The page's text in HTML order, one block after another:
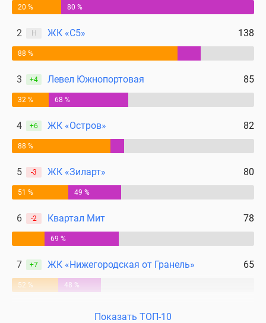
20 % 80 %
2 Н ЖК «С5» 138
88 %
3 +4 Левел Южнопортовая 85
32 % 68 %
4 +6 ЖК «Остров» 82
88 %
5 -3 ЖК «Зиларт» 80
51 % 49 %
6 -2 Квартал Мит 78
69 %
7 +7 ЖК «Нижегородская от Гранель» 65
52 % 48 %
Показать ТОП-10